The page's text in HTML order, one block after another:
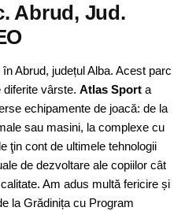
Abrud, Jud.
Abrud, județul Alba. Acest parc
vârste. Atlas Sport a
echipamente de joacă: de la
sau masini, la complexe cu
ţin cont de ultimele tehnologii
de dezvoltare ale copiilor cât
Am adus multă fericire și
la Grădinița cu Program